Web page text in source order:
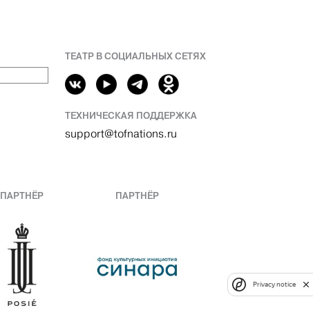
ТЕАТР В СОЦИАЛЬНЫХ СЕТЯХ
ТЕХНИЧЕСКАЯ ПОДДЕРЖКА
support@tofnations.ru
ПАРТНЁР ПАРТНЁР
Privacy notice